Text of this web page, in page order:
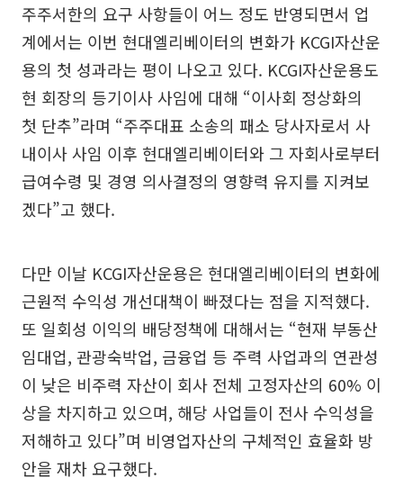
주주서한의 요구 사항들이 어느 정도 반영되면서 업
계에서는 이번 현대엘리베이터의 변화가 KCGI자산운
용의 첫 성과라는 평이 나오고 있다. KCGI자산운용도
현 회장의 등기이사 사임에 대해 “이사회 정상화의
첫 단추”라며 “주주대표 소송의 패소 당사자로서 사
내이사 사임 이후 현대엘리베이터와 그 자회사로부터
급여수령 및 경영 의사결정의 영향력 유지를 지켜보
겠다”고 했다.
다만 이날 KCGI자산운용은 현대엘리베이터의 변화에
근원적 수익성 개선대책이 빠졌다는 점을 지적했다.
또 일회성 이익의 배당정책에 대해서는 “현재 부동산
임대업, 관광숙박업, 금융업 등 주력 사업과의 연관성
이 낮은 비주력 자산이 회사 전체 고정자산의 60% 이
상을 차지하고 있으며, 해당 사업들이 전사 수익성을
저해하고 있다”며 비영업자산의 구체적인 효율화 방
안을 재차 요구했다.